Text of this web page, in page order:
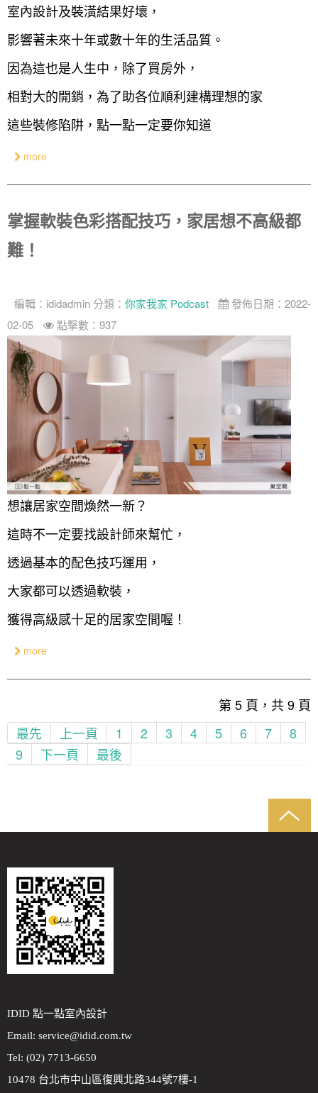
室內設計及裝潢結果好壞，
影響著未來十年或數十年的生活品質。
因為這也是人生中，除了買房外，
相對大的開銷，為了助各位順利建構理想的家
這些裝修陷阱，點一點一定要你知道
more
掌握軟裝色彩搭配技巧，家居想不高級都
難！
編輯： ididadmin 分類： 你家我家 Podcast
發佈日期：2022-
02-05
點擊數：937
想讓居家空間煥然一新？
這時不一定要找設計師來幫忙，
透過基本的配色技巧運用，
大家都可以透過軟裝，
獲得高級感十足的居家空間喔！
more
第 5 頁，共 9 頁
最先
上一頁 1 2 3 4 5 6 7
8
9
下一頁 最後
IDID 點一點室內設計
Email: service@idid.com.tw
Tel: (02) 7713-6650
10478 台北市中山區復興北路344號7樓-1